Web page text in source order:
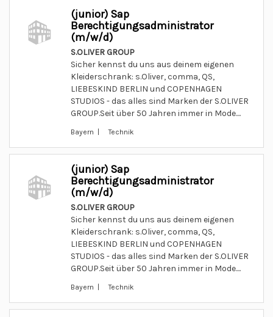
(junior) Sap
Berechtigungsadministrator
(m/w/d)
S.OLIVER GROUP
Sicher kennst du uns aus deinem eigenen
Kleiderschrank: s.Oliver, comma, QS,
LIEBESKIND BERLIN und COPENHAGEN
STUDIOS - das alles sind Marken der S.OLIVER
GROUP.Seit über 50 Jahren immer in Mode....
Bayern | Technik
(junior) Sap
Berechtigungsadministrator
(m/w/d)
S.OLIVER GROUP
Sicher kennst du uns aus deinem eigenen
Kleiderschrank: s.Oliver, comma, QS,
LIEBESKIND BERLIN und COPENHAGEN
STUDIOS - das alles sind Marken der S.OLIVER
GROUP.Seit über 50 Jahren immer in Mode....
Bayern | Technik